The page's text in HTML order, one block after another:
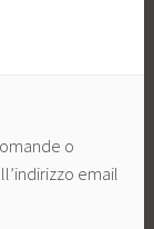
o
email